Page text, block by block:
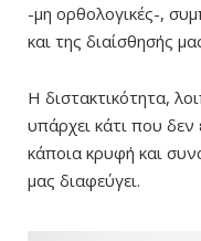
-μη ορθολογικές-,
και της διαίσθησής
Η διστακτικότητα,
υπάρχει κάτι που
κάποια κρυφή και
μας διαφεύγει.